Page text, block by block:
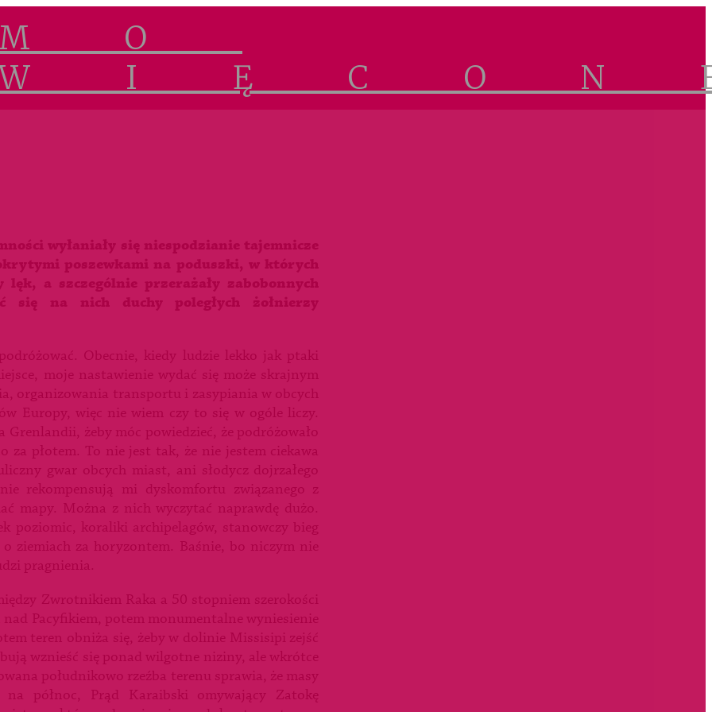
wyłaniały się niespodzianie tajemnicze
poszewkami na poduszki, w których
a szczególnie przerażały zabobonnych
się na nich duchy poległych żołnierzy
Obecnie, kiedy ludzie lekko jak ptaki
moje nastawienie wydać się może skrajnym
organizowania transportu i zasypiania w obcych
Europy, więc nie wiem czy to się w ogóle liczy.
żeby móc powiedzieć, że podróżowało
płotem. To nie jest tak, że nie jestem ciekawa
gwar obcych miast, ani słodycz dojrzałego
rekompensują mi dyskomfortu związanego z
mapy. Można z nich wyczytać naprawdę dużo.
poziomic, koraliki archipelagów, stanowczy bieg
ziemiach za horyzontem. Baśnie, bo niczym nie
pragnienia.
Zwrotnikiem Raka a 50 stopniem szerokości
Pacyfikiem, potem monumentalne wyniesienie
teren obniża się, żeby w dolinie Missisipi zejść
wznieść się ponad wilgotne niziny, ale wkrótce
południkowo rzeźba terenu sprawia, że masy
północ, Prąd Karaibski omywający Zatokę